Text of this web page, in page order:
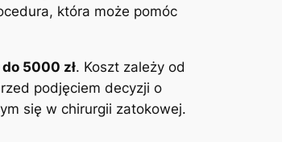
która ⁢może ⁢pomóc
‌5000 ⁣zł. Koszt zależy ​od
podjęciem decyzji o
się w chirurgii zatokowej.